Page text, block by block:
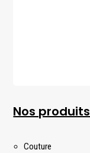
Nos produits
Couture